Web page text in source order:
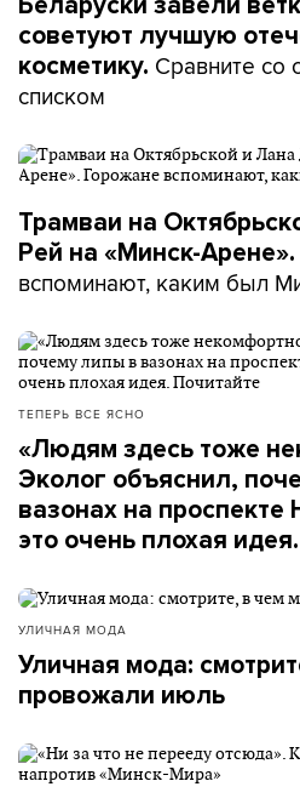
советуют лучшую
косметику. Сравните со
списком
Трамваи на
Рей на «Минск-Арене».
вспоминают, каким был
ТЕПЕРЬ ВСЕ ЯСНО
«Людям здесь тоже
Эколог объяснил,
вазонах на проспекте
это очень плохая идея.
УЛИЧНАЯ МОДА
Уличная мода:
провожали июль